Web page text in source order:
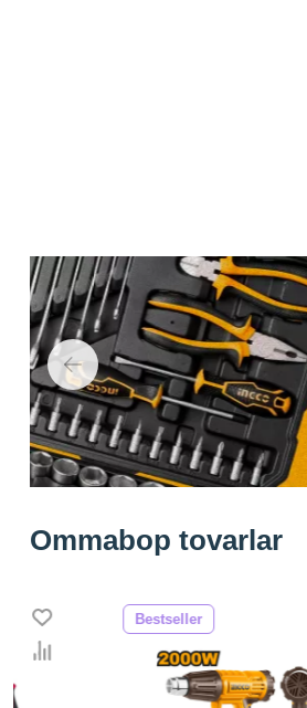
Ommabop tovarlar